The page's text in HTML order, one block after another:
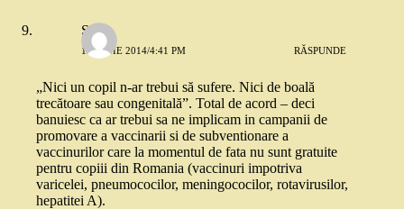
Stefi
12 IUNIE 2014/4:41 PM RĂSPUNDE
„Nici un copil n-ar trebui să sufere. Nici de boală
trecătoare sau congenitală”. Total de acord – deci
banuiesc ca ar trebui sa ne implicam in campanii de
promovare a vaccinarii si de subventionare a
vaccinurilor care la momentul de fata nu sunt gratuite
pentru copiii din Romania (vaccinuri impotriva
varicelei, pneumococilor, meningococilor, rotavirusilor,
hepatitei A).